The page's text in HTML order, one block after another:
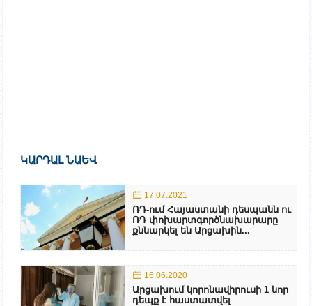
ԿԱՐԴԱԼ ՆԱԵՎ
17.07.2021
ՌԴ-ում Հայաստանի դեսպանն ու
ՌԴ փոխարտգործնախարարը
քննարկել են Արցախին...
16.06.2020
Արցախում կորոնավիրուսի 1 նոր
դեպք է հաստատվել